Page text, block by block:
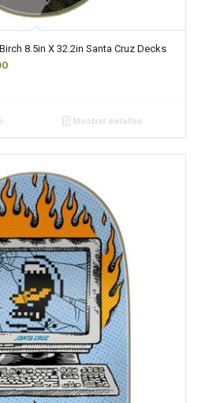
8.5in X 32.2in Santa Cruz Decks
Mostrar detalles